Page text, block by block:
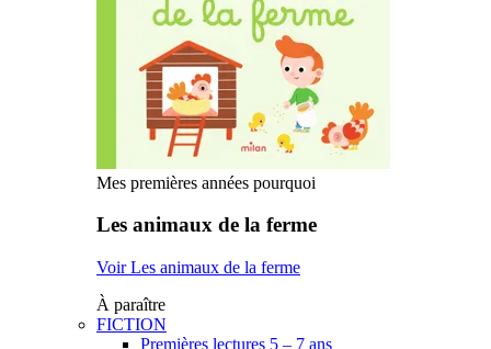
Mes premières années pourquoi
Les animaux de la ferme
Voir Les animaux de la ferme
À paraître
FICTION
Premières lectures 5 – 7 ans